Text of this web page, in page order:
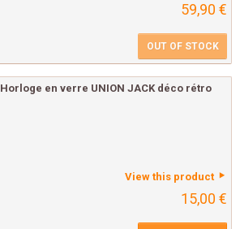
59,90 €
OUT OF STOCK
Horloge en verre UNION JACK déco rétro
View this product
15,00 €